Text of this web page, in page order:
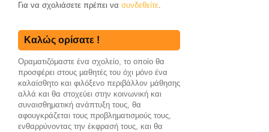
Για να σχολιάσετε πρέπει να συνδεθείτε.
Καλώς ορίσατε !
Οραματιζόμαστε ένα σχολείο, το οποίο θα
προσφέρει στους μαθητές του όχι μόνο ένα
καλαίσθητο και φιλόξενο περιβάλλον μάθησης
αλλά και θα στοχεύει στην κοινωνική και
συναισθηματική ανάπτυξη τους, θα
αφουγκράζεται τους προβληματισμούς τους,
ενθαρρύνoντας την έκφρασή τους, και θα